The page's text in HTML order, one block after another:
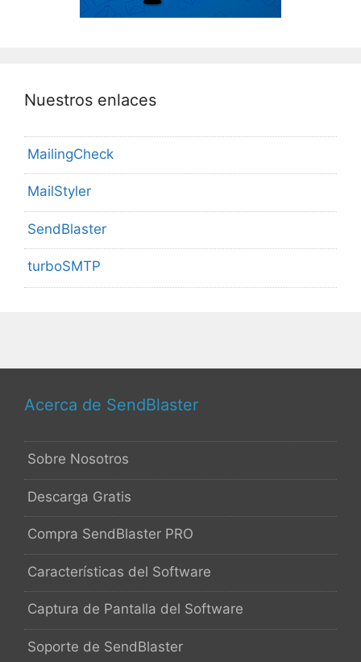
Nuestros enlaces
MailingCheck
MailStyler
SendBlaster
turboSMTP
Acerca de SendBlaster
Sobre Nosotros
Descarga Gratis
Compra SendBlaster PRO
Características del Software
Captura de Pantalla del Software
Soporte de SendBlaster